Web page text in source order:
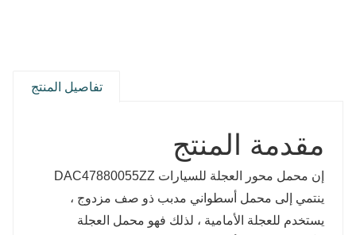
تفاصيل المنتج
مقدمة المنتج
إن محمل محور العجلة للسيارات DAC47880055ZZ
ينتمي إلى محمل أسطواني مدبب ذو صف مزدوج ،
يستخدم للعجلة الأمامية ، لذلك فهو محمل العجلة